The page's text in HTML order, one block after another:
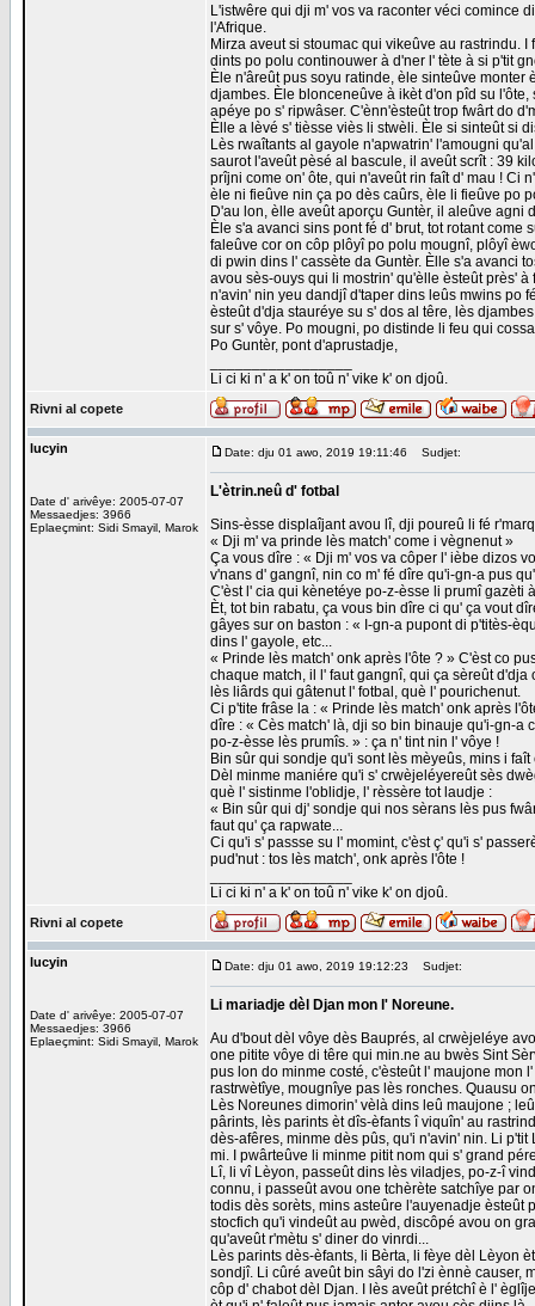
L'istwêre qui dji m' vos va raconter véci comince
l'Afrique.
Mirza aveut si stoumac qui vikeûve au rastrindu.
dints po polu continouwer à d'ner l' tète à si p'tit
Èle n'âreût pus soyu ratinde, èle sinteûve
djambes. Èle blonceneûve à ikèt d'on pîd su
apéye po s' ripwâser. C'ènn'èsteût trop fwârt do
Èlle a lèvé s' tièsse viès li stwèli. Èle si sinteût si
Lès rwaîtants al gayole n'apwatrin' l'amougni
saurot l'aveût pèsé al bascule, il aveût scrît : 39
prîjni come on' ôte, qui n'aveût rin faît d' mau ! Ci
èle ni fieûve nin ça po dès caûrs, èle li fieûve po
D'au lon, èlle aveût aporçu Guntèr, il aleûve
Èle s'a avanci sins pont fé d' brut, tot rotant
faleûve cor on côp plôyî po polu mougnî, plôyî
di pwin dins l' cassète da Guntèr. Èlle s'a avanci
avou sès-ouys qui li mostrin' qu'èlle èsteût près'
n'avin' nin yeu dandjî d'taper dins leûs mwins po
èsteût d'dja stauréye su s' dos al têre, lès
sur s' vôye. Po mougni, po distinde li feu qui
Po Guntèr, pont d'aprustadje,
Li ci ki n' a k' on toû n' vike k' on djoû.
Rivni al copete
lucyin
Date d' arivêye: 2005-07-07
Messaedjes: 3966
Eplaeçmint: Sidi Smayil, Marok
Date: dju 01 awo, 2019 19:11:46 Sudjet:
L'ètrin.neû d' fotbal
Sins-èsse displaîjant avou lî, dji poureû li fé
« Dji m' va prinde lès match' come i vègnenut »
Ça vous dîre : « Dji m' vos va côper l' ièbe dizos
v'nans d' gangnî, nin co m' fé dîre qu'i-gn-a pus
C'èst l' cia qui kènetéye po-z-èsse li prumî gazèti
Èt, tot bin rabatu, ça vous bin dîre ci qu' ça vout
gâyes sur on baston : « I-gn-a pupont di p'titès-
dins l' gayole, etc...
« Prinde lès match' onk après l'ôte ? » C'èst co
chaque match, il l' faut gangnî, qui ça sèreût
lès liârds qui gâtenut l' fotbal, què l' pourichenut.
Ci p'tite frâse la : « Prinde lès match' onk après
dîre : « Cès match' là, dji so bin binauje qu'i-gn-a
po-z-èsse lès prumîs. » : ça n' tint nin l' vôye !
Bin sûr qui sondje qu'i sont lès mèyeûs, mins i
Dèl minme maniére qu'i s' crwèjeléyereût sès
què l' sistinme l'oblidje, l' rèssère tot laudje :
« Bin sûr qui dj' sondje qui nos sèrans lès pus
faut qu' ça rapwate...
Ci qu'i s' passse su l' momint, c'èst ç' qu'i s'
pud'nut : tos lès match', onk après l'ôte !
Li ci ki n' a k' on toû n' vike k' on djoû.
Rivni al copete
lucyin
Date d' arivêye: 2005-07-07
Messaedjes: 3966
Eplaeçmint: Sidi Smayil, Marok
Date: dju 01 awo, 2019 19:12:23 Sudjet:
Li mariadje dèl Djan mon l' Noreune.
Au d'bout dèl vôye dès Bauprés, al crwèjeléye
one pitite vôye di têre qui min.ne au bwès Sint
pus lon do minme costé, c'èsteût l' maujone mon
rastrwètîye, mougnîye pas lès ronches. Quausu
Lès Noreunes dimorin' vèlà dins leû maujone ;
pârints, lès parints èt dîs-èfants î viquîn' au
dès-afêres, minme dès pûs, qu'i n'avin' nin. Li
mi. I pwârteûve li minme pitit nom qui s' grand
Lî, li vî Lèyon, passeût dins lès viladjes, po-z-î
connu, i passeût avou one tchèrète satchîye par
todis dès sorèts, mins asteûre l'auyenadje èsteût
stocfich qu'i vindeût au pwèd, discôpé avou on
qu'aveût r'mètu s' diner do vinrdi...
Lès parints dès-èfants, li Bèrta, li fèye dèl Lèyon
sondjî. Li cûré aveût bin sâyi do l'zi ènnè causer,
côp d' chabot dèl Djan. I lès aveût prétchî è l'